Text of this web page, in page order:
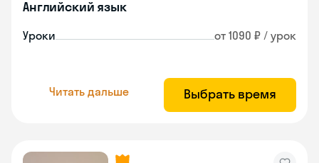
Английский язык
Уроки от 1090 ₽ / урок
Читать дальше Выбрать время